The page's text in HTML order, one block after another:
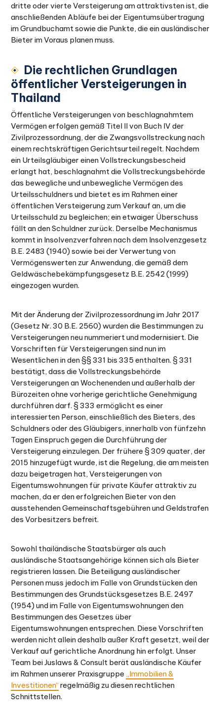
dritte oder vierte Versteigerung am attraktivsten ist, die
anschließenden Abläufe bei der Eigentumsübertragung
im Grundbuchamt sowie die Punkte, die ein ausländischer
Bieter im Voraus planen muss.
Die rechtlichen Grundlagen
öffentlicher Versteigerungen in
Thailand
Öffentliche Versteigerungen von beschlagnahmtem
Vermögen erfolgen gemäß Titel II von Buch IV der
Zivilprozessordnung, der die Zwangsvollstreckung nach
einem rechtskräftigen Gerichtsurteil regelt. Nachdem
ein Urteilsgläubiger einen Vollstreckungsbescheid
erlangt hat, beschlagnahmt die Vollstreckungsbehörde
das bewegliche und unbewegliche Vermögen des
Urteilsschuldners und bietet es im Rahmen einer
öffentlichen Versteigerung zum Verkauf an, um die
Urteilsschuld zu begleichen; ein etwaiger Überschuss
fällt an den Schuldner zurück. Derselbe Mechanismus
kommt in Insolvenzverfahren nach dem Insolvenzgesetz
B.E. 2483 (1940) sowie bei der Verwertung von
Vermögenswerten zur Anwendung, die gemäß dem
Geldwäschebekämpfungsgesetz B.E. 2542 (1999)
eingezogen wurden.
Mit der Änderung der Zivilprozessordnung im Jahr 2017
(Gesetz Nr. 30 B.E. 2560) wurden die Bestimmungen zu
Versteigerungen neu nummeriert und modernisiert. Die
Vorschriften für Versteigerungen sind nun im
Wesentlichen in den §§ 331 bis 335 enthalten. § 331
bestätigt, dass die Vollstreckungsbehörde
Versteigerungen an Wochenenden und außerhalb der
Bürozeiten ohne vorherige gerichtliche Genehmigung
durchführen darf. § 333 ermöglicht es einer
interessierten Person, einschließlich des Bieters, des
Schuldners oder des Gläubigers, innerhalb von fünfzehn
Tagen Einspruch gegen die Durchführung der
Versteigerung einzulegen. Der frühere § 309 quater, der
2015 hinzugefügt wurde, ist die Regelung, die am meisten
dazu beigetragen hat, Versteigerungen von
Eigentumswohnungen für private Käufer attraktiv zu
machen, da er den erfolgreichen Bieter von den
ausstehenden Gemeinschaftsgebühren und Geldstrafen
des Vorbesitzers befreit.
Sowohl thailändische Staatsbürger als auch
ausländische Staatsangehörige können sich als Bieter
registrieren lassen. Die Beteiligung ausländischer
Personen muss jedoch im Falle von Grundstücken den
Bestimmungen des Grundstücksgesetzes B.E. 2497
(1954) und im Falle von Eigentumswohnungen den
Bestimmungen des Gesetzes über
Eigentumswohnungen entsprechen. Diese Vorschriften
werden nicht allein deshalb außer Kraft gesetzt, weil der
Verkauf auf gerichtliche Anordnung hin erfolgt. Unser
Team bei Juslaws & Consult berät ausländische Käufer
im Rahmen unserer Praxisgruppe „Immobilien &
Investitionen“regelmäßig zu diesen rechtlichen
Schnittstellen.